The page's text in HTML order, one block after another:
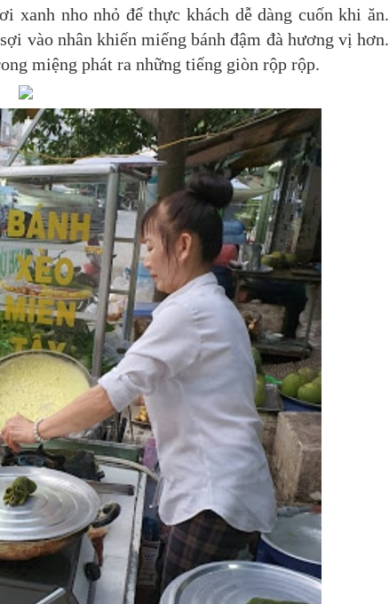
xanh nho nhỏ để thực khách dễ dàng cuốn khi ăn.
vào nhân khiến miếng bánh đậm đà hương vị hơn.
miệng phát ra những tiếng giòn rộp rộp.